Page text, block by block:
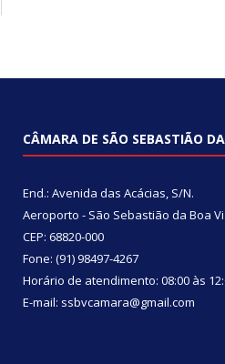
CÂMARA DE SÃO SEBASTIÃO
End.: Avenida das Acácias, S/N.
Aeroporto - São Sebastião da Boa
CEP: 68820-000
Fone: (91) 98497-4267
Horário de atendimento: 08:00 às
E-mail: ssbvcamara@gmail.com